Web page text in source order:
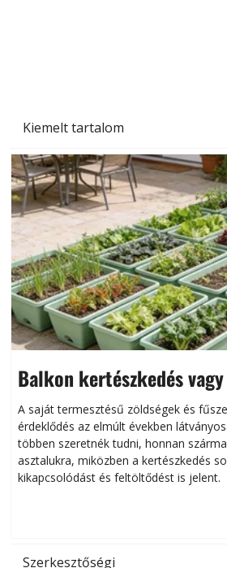
Kiemelt tartalom
Balkon kertészkedés
Helytakarékos
A saját termesztésű zöldségek és
érdeklődés az elmúlt években
többen szeretnék tudni, honnan
asztalukra, miközben a kertészkedés
kikapcsolódást és feltöltődést is jelent.
Szerkesztőségi